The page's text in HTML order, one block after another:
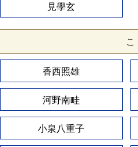
見學玄
こ
香西照雄
河野南畦
小泉八重子